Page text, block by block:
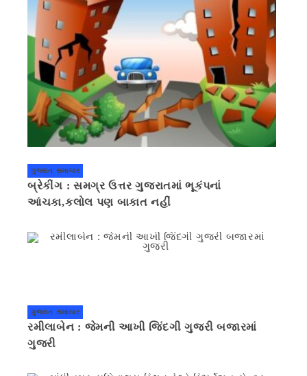
ગુજરાત સમાચાર
બ્રેકીંગ : સમગ્ર ઉત્તર ગુજરાતમાં ભૂકંપનાં
આંચકા,કલોલ પણ બાકાત નહીં
ગુજરાત સમાચાર
રમીલાબેન : જેમની આખી જિંદગી ગુજરી બજારમાં
ગુજરી